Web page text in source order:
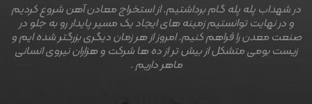
در شهداب پله پله گام برداشتیم. از استخراج معادن آهن شروع کردیم
و در نهایت توانستیم زمینه های ایجاد یک مسیر پایدار رو به جلو در
صنعت معدن را فراهم کنیم. امروز از هر زمان دیگری بزرگتر شده ایم و
زیست بومی متشکل از بیش تر از ده ها شرکت و هزاران نیروی انسانی
ماهر داریم .